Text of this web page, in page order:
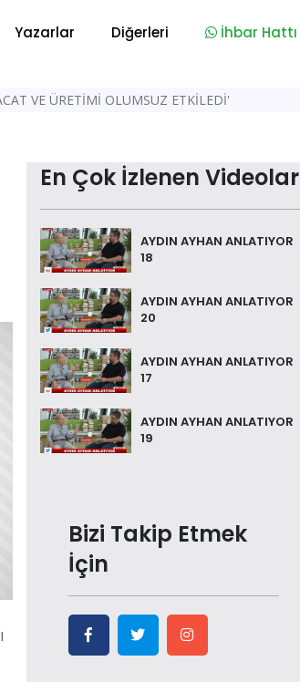
Yazarlar Diğerleri İhbar Hattı
VE ÜRETİMİ OLUMSUZ ETKİLEDİ'
En Çok İzlenen Videolar
AYDIN AYHAN ANLATIYOR
18
AYDIN AYHAN ANLATIYOR
20
AYDIN AYHAN ANLATIYOR
17
AYDIN AYHAN ANLATIYOR
19
Bizi Takip Etmek
İçin